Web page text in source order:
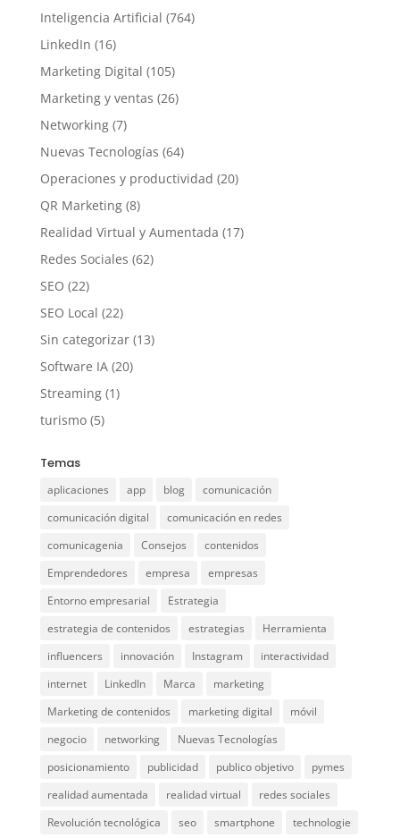
Inteligencia Artificial (764)
LinkedIn (16)
Marketing Digital (105)
Marketing y ventas (26)
Networking(7)
Nuevas Tecnologías (64)
Operaciones y productividad (20)
QR Marketing(8)
Realidad Virtual y Aumentada (17)
Redes Sociales (62)
SEO (22)
SEO Local (22)
Sin categorizar(13)
Software IA(20)
Streaming(1)
turismo(5)
Temas
aplicaciones app blog
comunicación
comunicación digital
comunicación en redes
comunicagenia
Consejos
contenidos
Emprendedores
empresa
empresas
Entorno empresarial
Estrategia
estrategia de contenidos
estrategias
Herramienta
influencers
innovación Instagram
interactividad
internet
LinkedIn Marca
marketing
Marketing de contenidos
marketing digital
móvil
negocio
networking
Nuevas Tecnologías
posicionamiento
publicidad publico objetivo
pymes
realidad aumentada
realidad virtual
redes sociales
Revolución tecnológica
seo smartphone technologie